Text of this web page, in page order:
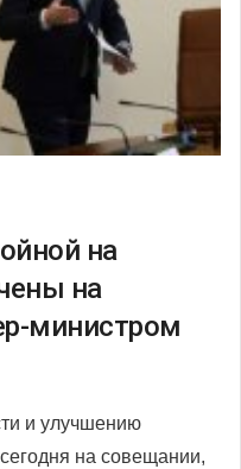
на
на
министром
и улучшению
на совещании,